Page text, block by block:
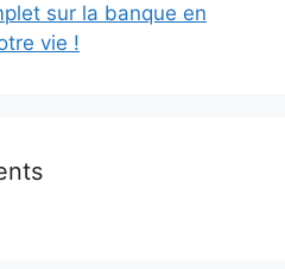
sur la banque en
vie !